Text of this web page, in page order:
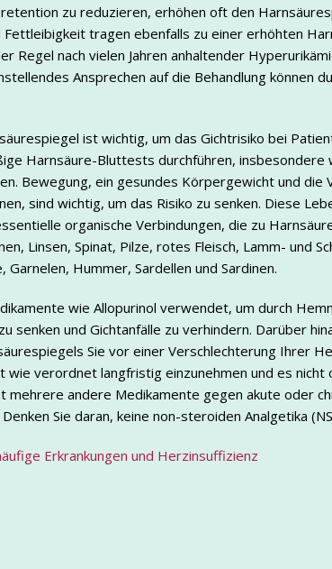
zu reduzieren, erhöhen oft den
Fettleibigkeit tragen ebenfalls zu einer erhöhten
Regel nach vielen Jahren anhaltender
Ansprechen auf die Behandlung können
ist wichtig, um das Gichtrisiko bei
Harnsäure-Bluttests durchführen, insbesondere
Bewegung, ein gesundes Körpergewicht und
sind wichtig, um das Risiko zu senken. Diese
organische Verbindungen, die zu
Linsen, Spinat, Pilze, rotes Fleisch, Lamm- und
Hummer, Sardellen und Sardinen.
wie Allopurinol verwendet, um durch
senken und Gichtanfälle zu verhindern. Darüber
Sie vor einer Verschlechterung Ihrer
wie verordnet langfristig einzunehmen und es nicht
mehrere andere Medikamente gegen akute oder
Sie daran, keine non-steroiden Analgetika
Erkrankungen und Herzinsuffizienz